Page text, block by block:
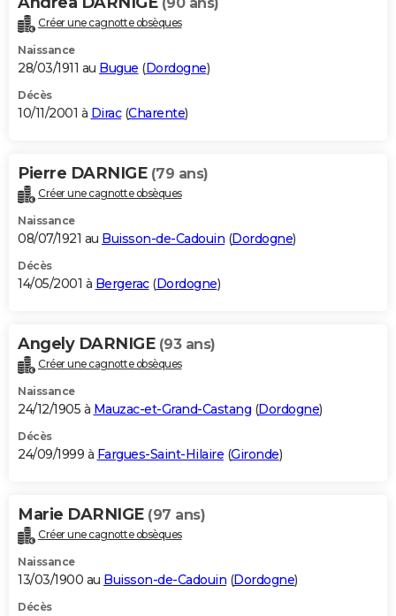
(90 ans)
Créer une cagnotte obsèques
Naissance
28/03/1911 au Bugue (Dordogne)
Décès
10/11/2001 à Dirac(Charente)
Pierre DARNIGE (79 ans)
Créer une cagnotte obsèques
Naissance
08/07/1921 au Buisson-de-Cadouin (Dordogne)
Décès
14/05/2001 à Bergerac(Dordogne)
Angely DARNIGE (93 ans)
Créer une cagnotte obsèques
Naissance
24/12/1905 à Mauzac-et-Grand-Castang (Dordogne)
Décès
24/09/1999 à Fargues-Saint-Hilaire (Gironde)
Marie DARNIGE (97 ans)
Créer une cagnotte obsèques
Naissance
13/03/1900 au Buisson-de-Cadouin (Dordogne)
Décès